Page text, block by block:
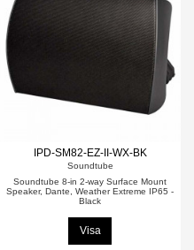
IPD-SM82-EZ-II-WX-BK
Soundtube
Soundtube 8-in 2-way Surface Mount
Speaker, Dante, Weather Extreme IP65 -
Black
Visa